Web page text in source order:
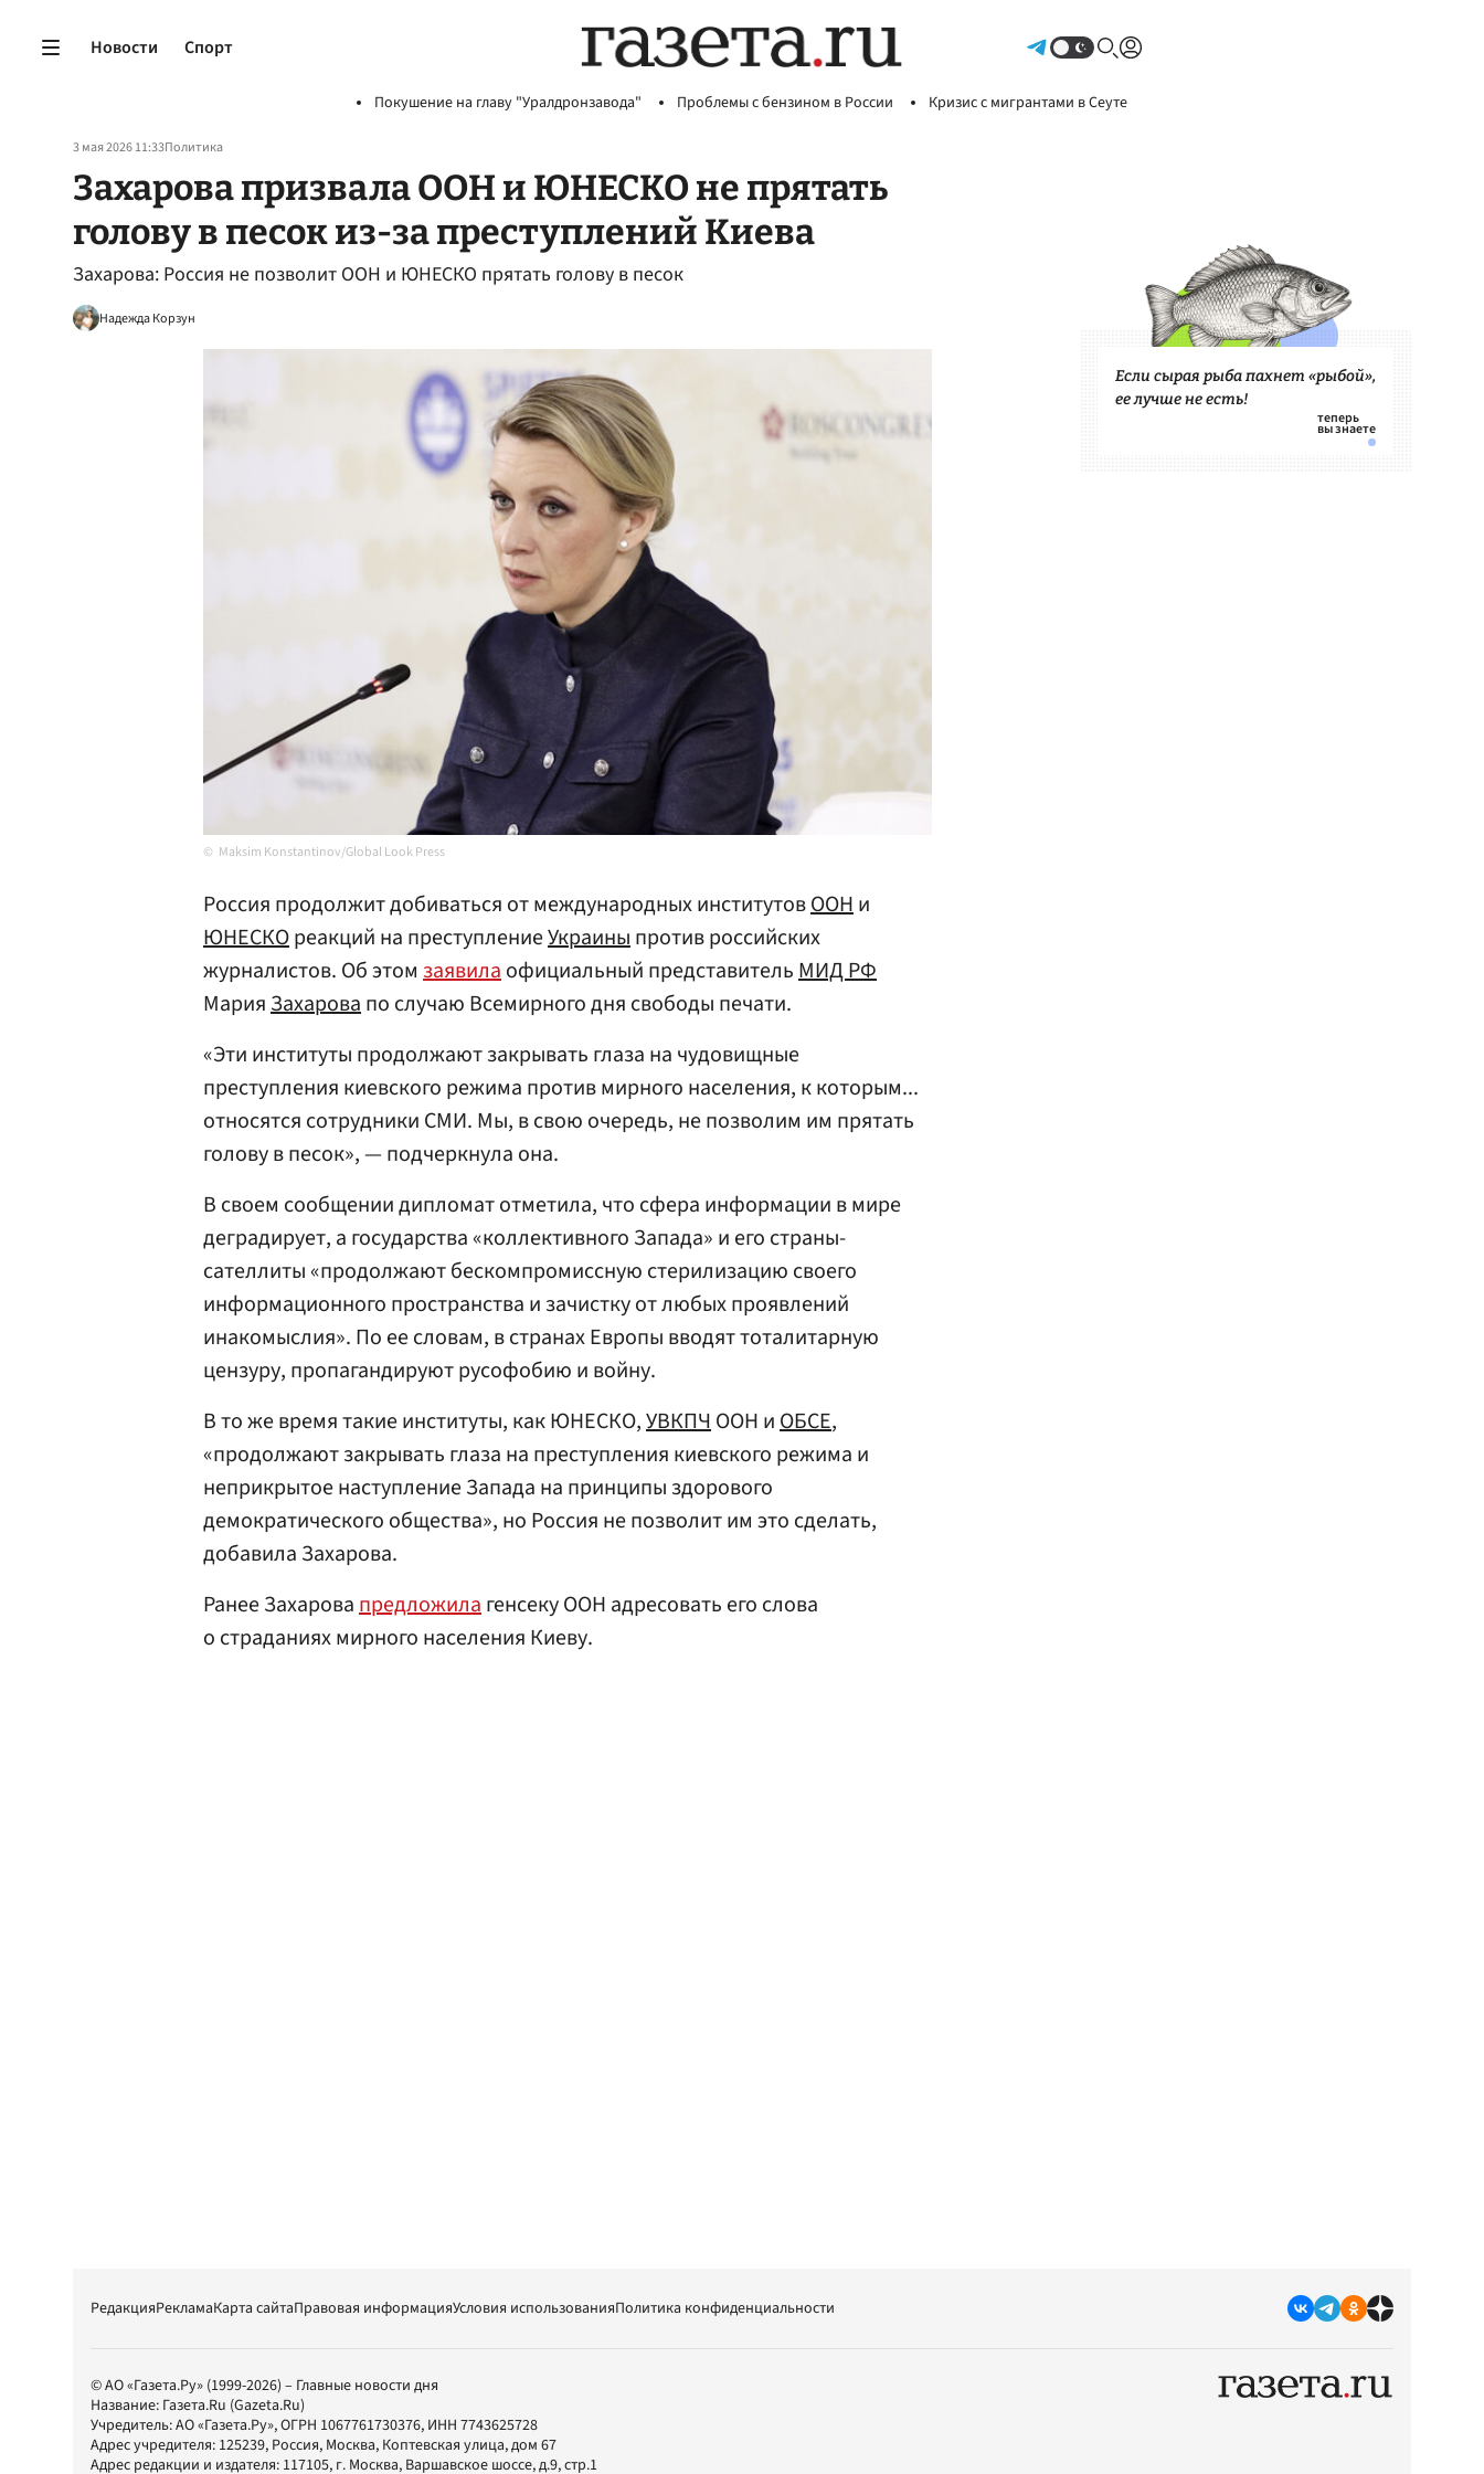
Новости Спорт
Покушение на главу "Уралдронзавода" Проблемы с бензином в России Кризис с мигрантами в Сеуте
3 мая 2026 11:33Политика
Захарова призвала ООН и ЮНЕСКО не прятать
голову в песок из-за преступлений Киева
Захарова: Россия не позволит ООН и ЮНЕСКО прятать голову в песок
Надежда Корзун
Maksim Konstantinov/Global Look Press
Россия продолжит добиваться от международных институтовООНи
ЮНЕСКОреакций на преступлениеУкраиныпротив российских
журналистов. Об этом заявилаофициальный представительМИД РФ
МарияЗахаровапо случаю Всемирного дня свободы печати.
«Эти институты продолжают закрывать глаза на чудовищные
преступления киевского режима против мирного населения, к которым...
относятся сотрудники СМИ. Мы, в свою очередь, не позволим им прятать
голову в песок», — подчеркнула она.
В своем сообщении дипломат отметила, что сфера информации в мире
деградирует, а государства «коллективного Запада» и его страны-
сателлиты «продолжают бескомпромиссную стерилизацию своего
информационного пространства и зачистку от любых проявлений
инакомыслия». По ее словам, в странах Европы вводят тоталитарную
цензуру, пропагандируют русофобию и войну.
В то же время такие институты, как ЮНЕСКО,УВКПЧООН иОБСЕ,
«продолжают закрывать глаза на преступления киевского режима и
неприкрытое наступление Запада на принципы здорового
демократического общества», но Россия не позволит им это сделать,
добавила Захарова.
Ранее Захаровапредложилагенсеку ООН адресовать его слова
о страданиях мирного населения Киеву.
Если сырая рыба пахнет «рыбой»,
ее лучше не есть!
РедакцияРекламаКарта сайтаПравовая информацияУсловия использованияПолитика конфиденциальности
© АО «Газета.Ру» (1999-2026) – Главные новости дня
Название: Газета.Ru (Gazeta.Ru)
Учредитель:АО «Газета.Ру», ОГРН 1067761730376, ИНН 7743625728
Адрес учредителя: 125239, Россия, Москва, Коптевская улица, дом 67
Адрес редакции и издателя: 117105, г. Москва, Варшавское шоссе, д.9, стр.1